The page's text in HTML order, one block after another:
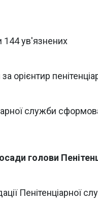
144 ув'язнених
служби
голови
Пенітенціарної